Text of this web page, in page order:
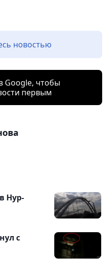
новостью
Google, чтобы
первым
Нур-
с